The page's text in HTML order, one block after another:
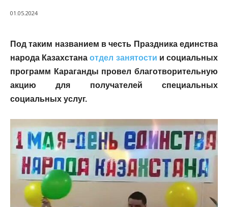
01.05.2024
Под таким названием в честь Праздника единства
народа Казахстанаотдел занятости и социальных
программ Караганды провел благотворительную
акцию для получателей специальных
социальных услуг.